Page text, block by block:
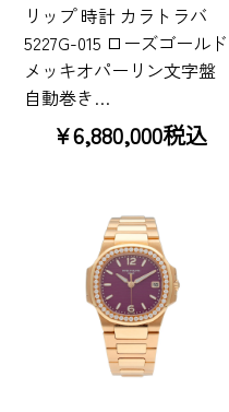
リップ 時計 カラトラバ
5227G-015 ローズゴールド
メッキオパーリン文字盤
自動巻き…
¥6,880,000税込